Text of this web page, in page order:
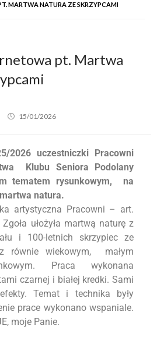
MARTWA NATURA ZE SKRZYPCAMI
pt. Martwa
15/01/2026
2026 uczestniczki Pracowni
Klubu Seniora Podolany
tematem rysunkowym, na
natura.
artystyczna Pracowni – art.
ułożyła martwą naturę z
i 100-letnich skrzypiec ze
równie wiekowym, małym
Praca wykonana
czarnej i białej kredki. Sami
Temat i technika były
prace wykonano wspaniale.
moje Panie.